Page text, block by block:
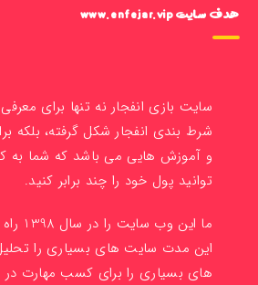
هدف سایت www.enfejar.vip
سایت بازی انفجار نه تنها برای
شرط بندی انفجار شکل گرفته، بلکه
و آموزش هایی می باشد که شما به
توانید پول خود را چند برابر کنید.
ما
این مدت سایت های بسیاری را
های بسیاری را برای کسب مهارت در